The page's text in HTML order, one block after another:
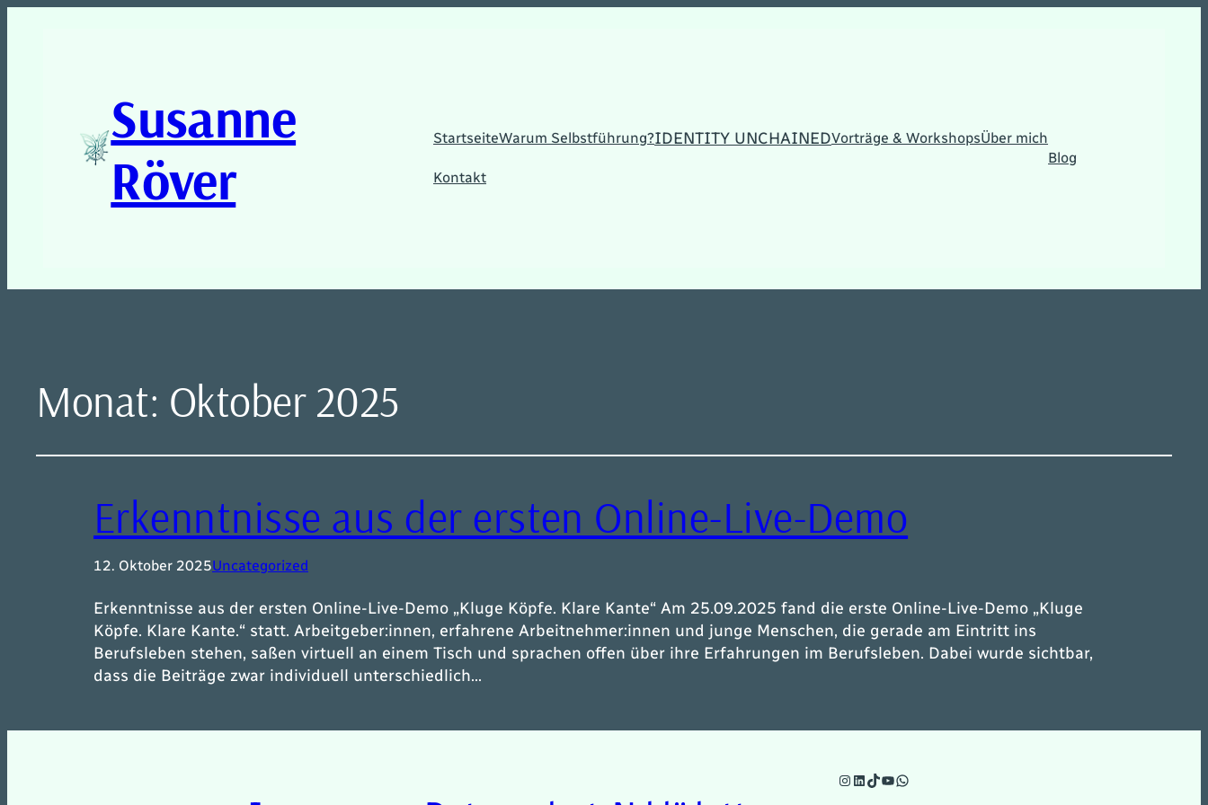
Susanne
Röver
StartseiteWarum Selbstführung?IDENTITY UNCHAINEDVorträge & WorkshopsÜber mich
Blog
Kontakt
Monat: Oktober 2025
Erkenntnisse aus der ersten Online-Live-Demo
12. Oktober 2025Uncategorized
Erkenntnisse aus der ersten Online-Live-Demo „Kluge Köpfe. Klare Kante“ Am 25.09.2025 fand die erste Online-Live-Demo „Kluge
Köpfe. Klare Kante.“ statt. Arbeitgeber:innen, erfahrene Arbeitnehmer:innen und junge Menschen, die gerade am Eintritt ins
Berufsleben stehen, saßen virtuell an einem Tisch und sprachen offen über ihre Erfahrungen im Berufsleben. Dabei wurde sichtbar,
dass die Beiträge zwar individuell unterschiedlich…
Instagram
LinkedIn
TikTok
YouTube
WhatsApp